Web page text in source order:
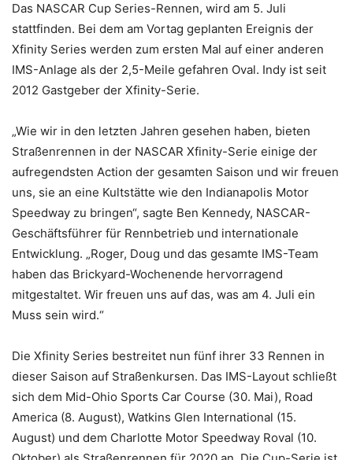
Das NASCAR Cup Series-Rennen, wird am 5. Juli
stattfinden. Bei dem am Vortag geplanten Ereignis der
Xfinity Series werden zum ersten Mal auf einer anderen
IMS-Anlage als der 2,5-Meile gefahren Oval. Indy ist seit
2012 Gastgeber der Xfinity-Serie.
„Wie wir in den letzten Jahren gesehen haben, bieten
Straßenrennen in der NASCAR Xfinity-Serie einige der
aufregendsten Action der gesamten Saison und wir freuen
uns, sie an eine Kultstätte wie den Indianapolis Motor
Speedway zu bringen“, sagte Ben Kennedy, NASCAR-
Geschäftsführer für Rennbetrieb und internationale
Entwicklung. „Roger, Doug und das gesamte IMS-Team
haben das Brickyard-Wochenende hervorragend
mitgestaltet. Wir freuen uns auf das, was am 4. Juli ein
Muss sein wird.“
Die Xfinity Series bestreitet nun fünf ihrer 33 Rennen in
dieser Saison auf Straßenkursen. Das IMS-Layout schließt
sich dem Mid-Ohio Sports Car Course (30. Mai), Road
America (8. August), Watkins Glen International (15.
August) und dem Charlotte Motor Speedway Roval (10.